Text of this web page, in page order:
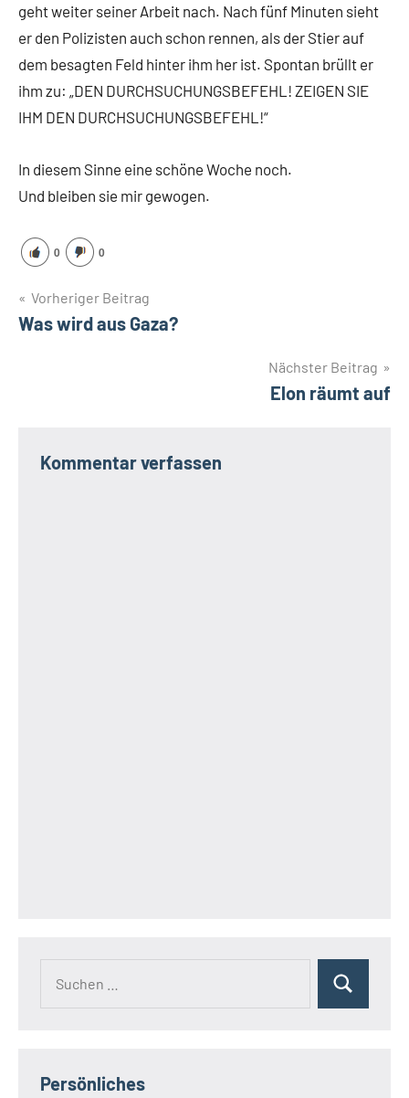
geht weiter seiner Arbeit nach. Nach fünf Minuten sieht
er den Polizisten auch schon rennen, als der Stier auf
dem besagten Feld hinter ihm her ist. Spontan brüllt er
ihm zu: „DEN DURCHSUCHUNGSBEFEHL! ZEIGEN SIE
IHM DEN DURCHSUCHUNGSBEFEHL!“
In diesem Sinne eine schöne Woche noch.
Und bleiben sie mir gewogen.
0 0
Beitragsnavigation
Vorheriger Beitrag
Was wird aus Gaza?
Nächster Beitrag
Elon räumt auf
Kommentar verfassen
Suchen
Persönliches